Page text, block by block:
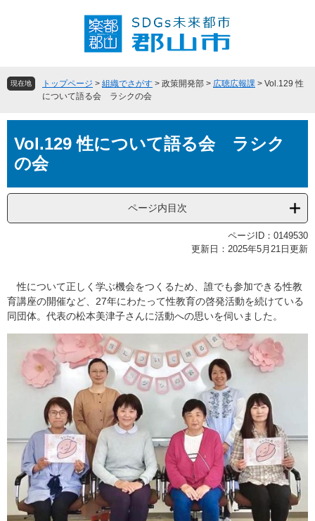
頭
飛現在地 トップページ > 組織でさがす > 政策開発部 > 広聴広報課 > Vol.129 性
について語る会 ラシクの会
文Vol.129 性について語る会 ラシク
の会
ページ内目次
ページID：0149530
更新日：2025年5月21日更新
性について正しく学ぶ機会をつくるため、誰でも参加できる性教
育講座の開催など、27年にわたって性教育の啓発活動を続けている
同団体。代表の松本美津子さんに活動への思いを伺いました。